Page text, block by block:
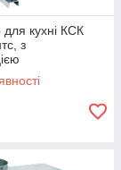
кухні КСК
з